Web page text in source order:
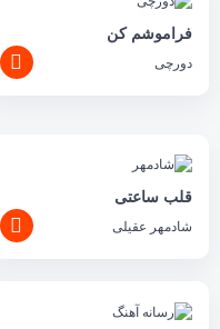
فراموشم کن
دورچی
قلب ساعتی
شادمهر عقیلی